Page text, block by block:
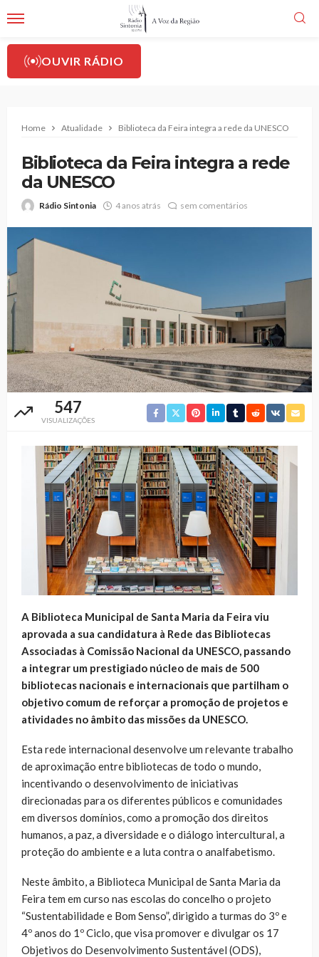
OUVIR RÁDIO
Home Atualidade Biblioteca da Feira integra a rede da UNESCO
Biblioteca da Feira integra a rede
da UNESCO
Rádio Sintonia 4 anos atrás sem comentários
547
VISUALIZAÇÕES
A Biblioteca Municipal de Santa Maria da Feira viu
aprovada a sua candidatura à Rede das Bibliotecas
Associadas à Comissão Nacional da UNESCO, passando
a integrar um prestigiado núcleo de mais de 500
bibliotecas nacionais e internacionais que partilham o
objetivo comum de reforçar a promoção de projetos e
atividades no âmbito das missões da UNESCO.
Esta rede internacional desenvolve um relevante trabalho
de aproximação entre bibliotecas de todo o mundo,
incentivando o desenvolvimento de iniciativas
direcionadas para os diferentes públicos e comunidades
em diversos domínios, como a promoção dos direitos
humanos, a paz, a diversidade e o diálogo intercultural, a
proteção do ambiente e a luta contra o analfabetismo.
Neste âmbito, a Biblioteca Municipal de Santa Maria da
Feira tem em curso nas escolas do concelho o projeto
“Sustentabilidade e Bom Senso”, dirigido a turmas do 3º e
4º anos do 1º Ciclo, que visa promover e divulgar os 17
Objetivos do Desenvolvimento Sustentável (ODS),